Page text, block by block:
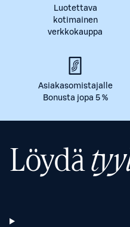
Luotettava
kotimainen
verkkokauppa
Asiakasomistajalle
Bonusta jopa 5 %
Löydä